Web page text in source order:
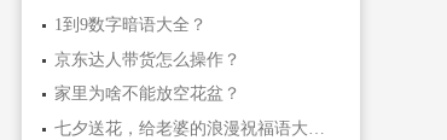
1到9数字暗语大全？
京东达人带货怎么操作？
家里为啥不能放空花盆？
七夕送花，给老婆的浪漫祝福语大汇总